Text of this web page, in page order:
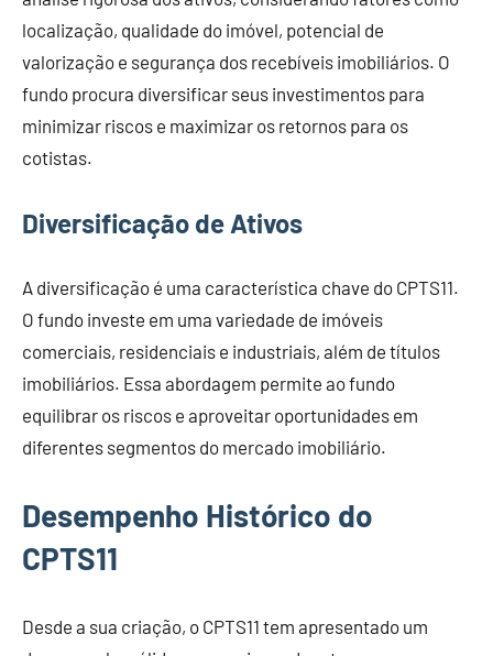
localização, qualidade do imóvel, potencial de
valorização e segurança dos recebíveis imobiliários. O
fundo procura diversificar seus investimentos para
minimizar riscos e maximizar os retornos para os
cotistas.
Diversificação de Ativos
A diversificação é uma característica chave do CPTS11.
O fundo investe em uma variedade de imóveis
comerciais, residenciais e industriais, além de títulos
imobiliários. Essa abordagem permite ao fundo
equilibrar os riscos e aproveitar oportunidades em
diferentes segmentos do mercado imobiliário.
Desempenho Histórico do
CPTS11
Desde a sua criação, o CPTS11 tem apresentado um